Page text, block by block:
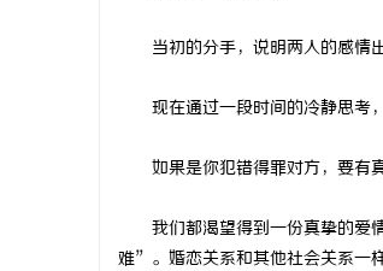
当初的分手，说明两人的感情出
现在通过一段时间的冷静思考，
如果是你犯错得罪对方，要有真
我们都渴望得到一份真挚的爱情
难”。婚恋关系和其他社会关系一